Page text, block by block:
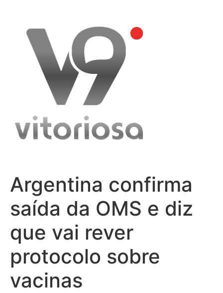
content
Argentina confirma
saída da OMS e diz
que vai rever
protocolo sobre
vacinas